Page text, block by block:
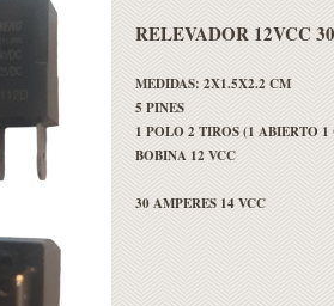
RELEVADOR 12VCC
MEDIDAS: 2X1.5X2.2 CM
5 PINES
1 POLO 2 TIROS (1 ABIERTO 1
BOBINA 12 VCC
30 AMPERES 14 VCC